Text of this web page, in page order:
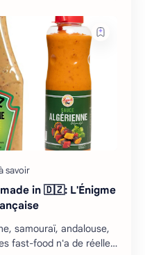
in 🇩🇿: L'Énigme
samouraï, andalouse,
fast-food n'a de réelles